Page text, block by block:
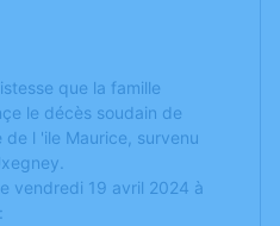
que la famille
le décès soudain de
de l 'ile Maurice, survenu
vendredi 19 avril 2024 à